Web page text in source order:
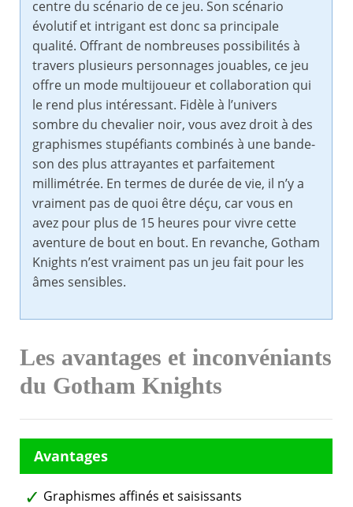
centre du scénario de ce jeu. Son scénario
évolutif et intrigant est donc sa principale
qualité. Offrant de nombreuses possibilités à
travers plusieurs personnages jouables, ce jeu
offre un mode multijoueur et collaboration qui
le rend plus intéressant. Fidèle à l’univers
sombre du chevalier noir, vous avez droit à des
graphismes stupéfiants combinés à une bande-
son des plus attrayantes et parfaitement
millimétrée. En termes de durée de vie, il n’y a
vraiment pas de quoi être déçu, car vous en
avez pour plus de 15 heures pour vivre cette
aventure de bout en bout. En revanche, Gotham
Knights n’est vraiment pas un jeu fait pour les
âmes sensibles.
Les avantages et inconvéniants
du Gotham Knights
Graphismes affinés et saisissants